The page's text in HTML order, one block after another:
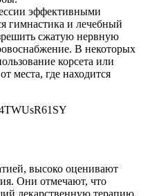
эффективными
гимнастика и лечебный
сжатую нервную
В некоторых
корсета или
места, где находится
высоко оценивают
Они отмечают, что
лекарственную терапию,